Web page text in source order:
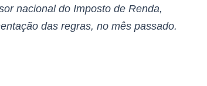
nacional do Imposto de Renda,
das regras, no mês passado.